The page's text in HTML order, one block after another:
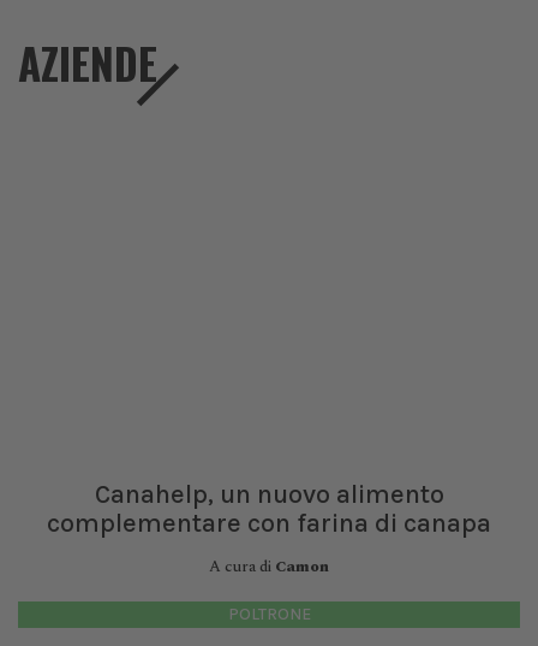
AZIENDE
Canahelp, un nuovo alimento
complementare con farina di canapa
A cura di Camon
POLTRONE